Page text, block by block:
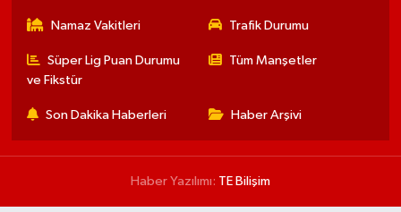
Namaz Vakitleri Trafik Durumu
Süper Lig Puan Durumu
ve Fikstür
Tüm Manşetler
Son Dakika Haberleri Haber Arşivi
Haber Yazılımı: TE Bilişim